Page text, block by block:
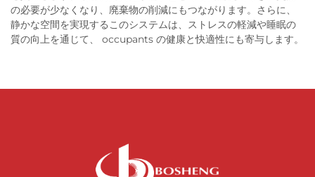
の必要が少なくなり、廃棄物の削減にもつながります。さらに、
静かな空間を実現するこのシステムは、ストレスの軽減や睡眠の
質の向上を通じて、 occupants の健康と快適性にも寄与します。